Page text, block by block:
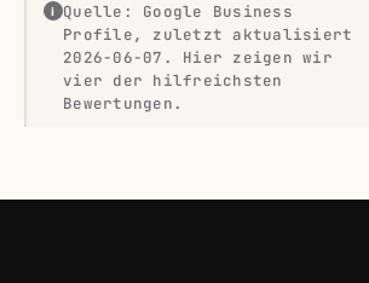
i
Quelle: Google Business
Profile, zuletzt aktualisiert
2026-06-07. Hier zeigen wir
vier der hilfreichsten
Bewertungen.